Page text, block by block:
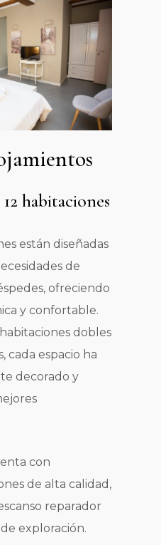
habitaciones
están diseñadas
de
ofreciendo
y confortable.
dobles
cada espacio ha
decorado y
con
de alta calidad,
reparador
exploración.